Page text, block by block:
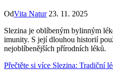
OdVita Natur 23. 11. 2025
Slezina je oblíbeným bylinným
imunity. S její dlouhou historií
nejoblíbenějších přírodních léků.
Přečtěte si více Slezina: Tradiční